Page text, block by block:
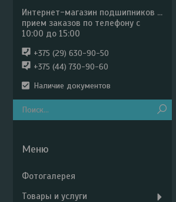
Интернет-магазин подшипников ...
прием заказов по телефону с
10:00 до 15:00
+375 (29) 630-90-50
+375 (44) 730-90-60
Наличие документов
Фотогалерея
Товары и услуги